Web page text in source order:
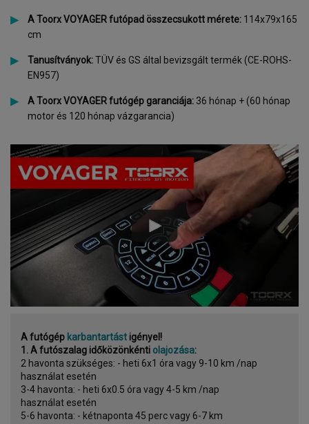
A Toorx VOYAGER futópad összecsukott mérete: 114x79x165
cm
Tanusítványok:TÜV és GS által bevizsgált termék (CE-ROHS-
EN957)
AToorx VOYAGER futógép garanciája: 36 hónap + (60 hónap
motor és 120 hónap vázgarancia)
A futógép karbantartástigényel!
1. A futószalag időközönkénti olajozása:
2 havonta szükséges: - heti 6x1 óra vagy 9-10 km /nap
használat esetén
3-4 havonta: - heti 6x0.5 óra vagy 4-5 km /nap
használat esetén
5-6 havonta: - kétnaponta 45 perc vagy 6-7 km